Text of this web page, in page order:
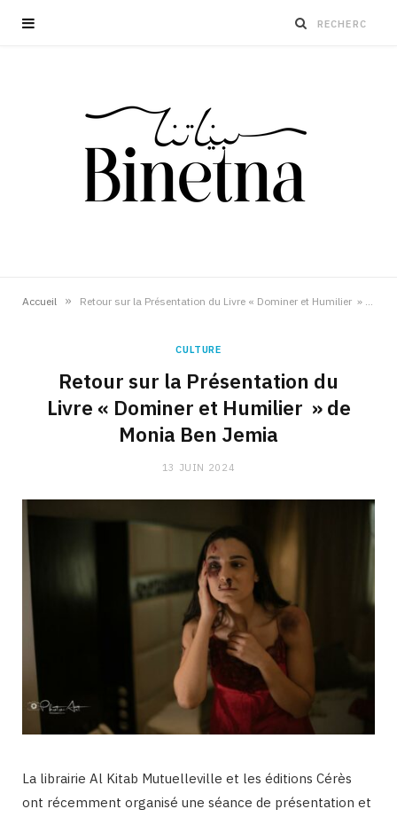
Accueil »
CULTURE
Retour sur la Présentation du
Livre « Dominer et Humilier » de
Monia Ben Jemia
13 JUIN 2024
La librairie Al Kitab Mutuelleville et les éditions Cérès
ont récemment organisé une séance de présentation et